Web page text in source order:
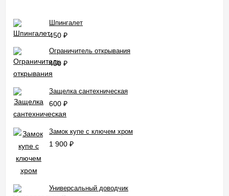
Шпингалет
450 ₽
Ограничитель открывания
450 ₽
Защелка сантехническая
600 ₽
Замок купе с ключем хром
1 900 ₽
Универсальный доводчик